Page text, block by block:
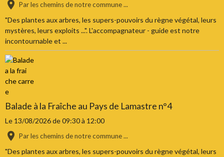
Par les chemins de notre commune ...
"Des plantes aux arbres, les supers-pouvoirs du règne végétal, leurs
mystères, leurs exploits ...". L'accompagnateur - guide est notre
incontournable et ...
Balade à la Fraîche au Pays de Lamastre n°4
Le 13/08/2026de 09:30à 12:00
Par les chemins de notre commune ...
"Des plantes aux arbres, les supers-pouvoirs du règne végétal, leurs